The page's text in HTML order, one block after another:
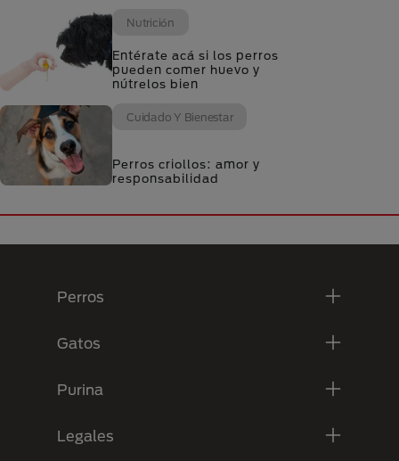
Nutrición
Entérate acá si los perros
pueden comer huevo y
nútrelos bien
Cuidado Y Bienestar
Perros criollos: amor y
responsabilidad
Perros
Gatos
Purina
Legales